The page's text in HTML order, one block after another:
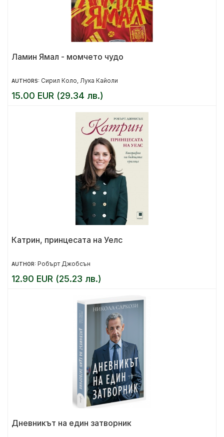
Ламин Ямал - момчето чудо
AUTHORS: Сирил Коло Лука Кайоли
15.00 EUR (29.34 лв.)
Катрин, принцесата на Уелс
AUTHOR: Робърт Джобсън
12.90 EUR (25.23 лв.)
Дневникът на един затворник